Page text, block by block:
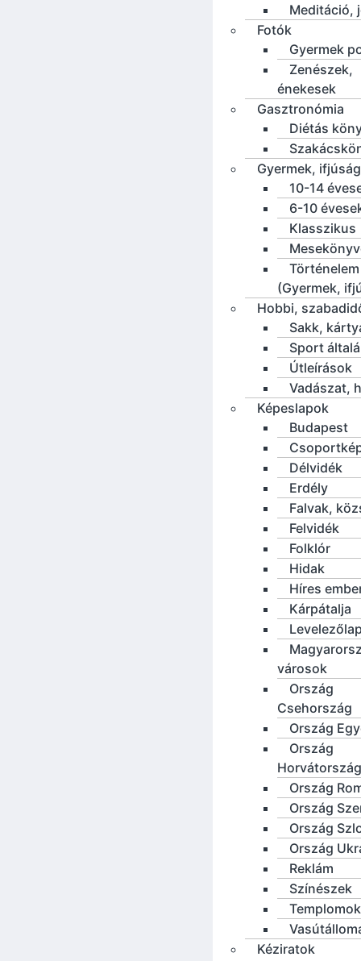
Meditáció,
Fotók
Gyermek
Zenészek,
énekesek
Gasztronómia
Diétás
Gyermek,
10-14
6-10
Klasszikus
Történelem
(Gyermek,
Hobbi,
Sakk,
Sport
Útleírások
Vadászat,
Képeslapok
Budapest
Délvidék
Erdély
Falvak,
Felvidék
Folklór
Hidak
Híres
Kárpátalja
városok
Ország
Csehország
Ország
Ország
Horvátország
Ország
Ország
Ország
Ország
Reklám
Színészek
Templomok
Kéziratok